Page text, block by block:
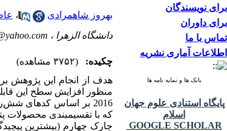
برای نویسندگان
برای داوران
تماس با ما
اطلاعات آماری نشریه
بانک ها و نمایه نامه ها
پایگاه استنادی علوم جهان
اسلام
GOOGLE SCHOLAR
بهروز شاهمرادی ،
دانشگاه الزهرا ،
چکیده:
(۳۷۵۲ مشاهده)
هدف از انجام این پژوهش
2016 بر اساس کدهای شش‌رقمی سامانه هماهنگ شده